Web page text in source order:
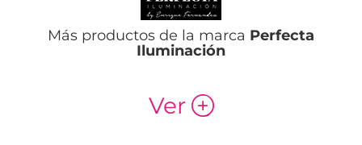
Más productos de la marca Perfecta
Iluminación
Ver p